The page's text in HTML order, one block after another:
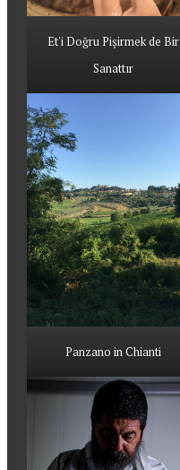
Et'i Doğru Pişirmek de Bir
Sanattır
Panzano in Chianti